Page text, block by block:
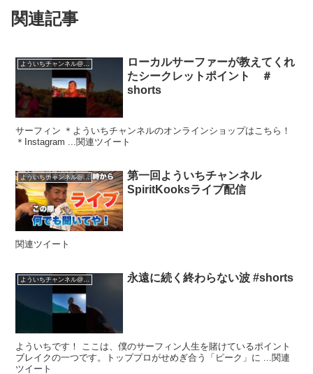
関連記事
よういちチャンネル@SpiritKooks
ローカルサーファーが教えてくれ
たシークレットポイント ＃
shorts
サーフィン ＊よういちチャンネルのオンラインショップはこちら！
＊Instagram ...関連ツイート
よういちチャンネル@SpiritKooks
第一回よういちチャンネル
SpiritKooksライブ配信
関連ツイート
よういちチャンネル@SpiritKooks 永遠に続く終わらない波 #shorts
よういちです！ ここは、僕のサーフィン人生を賭けているポイント
ブレイクの一つです。トッププロがせめぎ合う「ピーク」に ...関連
ツイート